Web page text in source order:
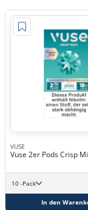
VUSE
Vuse 2er Pods Crisp
10 -Pack
In den